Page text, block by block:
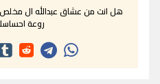
هل انت من عشاق عبدالله ال
روعة